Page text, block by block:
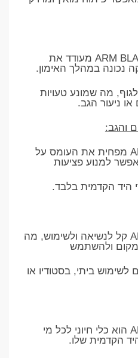
השימוש ב-ARM BLASTER BICEPS מעודד את
נכונה במהלך האימון.
מה שמונע טעויות
ניעור הגב.
והגב:
ה-ARM BLASTER BICEPS מפחית את העומס על
למנוע פציעות
היד הקדמית בלבד.
ה-ARM BLASTER BICEPS קל לנשיאה ולשימוש, מה
ולהשתמש
ביתי, בסטודיו או
ה-ARM BLASTER BICEPS הוא כלי חיוני לכל מי
הקדמית שלו.